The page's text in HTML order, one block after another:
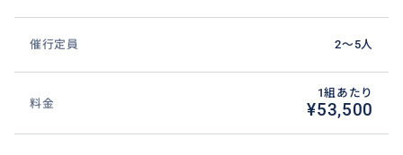
催行定員 2〜5人
料金
1組あたり
¥53,500